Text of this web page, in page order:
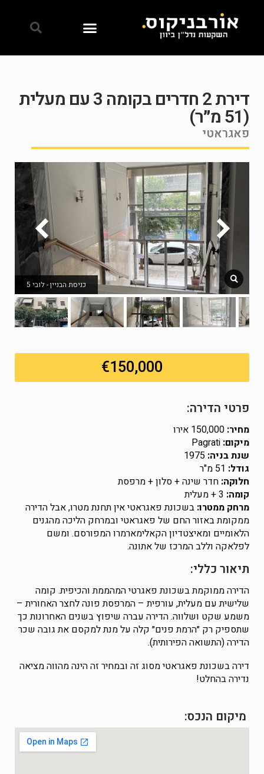
דירת 2 חדרים בקומה 3 עם מעלית
(51 מ״ר)
פאגראטי
כניסת הבניין - לובי 5
€150,000
פרטי הדירה:
מחיר:
מיקום:
שנת בניה: 1975
גודל:
חלוקה: חדר שינה + סלון + מרפסת
קומה:
מרחק ממטרו: בשכונת פאגראטי אין תחנת מטרו, אבל הדירה
ממקומת באזור החם של פאגראטי ובמרחק הליכה מהגנים
הלאומיים ומאיצטדיון הקאלימארמרו המפורסם. ומשם
לפלאקה וללב המרכז של אתונה.
תיאור כללי:
הדירה ממוקמת בשכונת פאגרטי המהממת והכיפית. קומה
שלישית עם מעלית, עורפית – המרפסת פונה לחצר האחורית –
משמע שקט ושלווה. הדירה עברה שיפוץ בשנים האחרונות כך
שתספיק רק ״הרמת פנים״ קלה על מנת למקסם את גובה שכר
הדירה (התשואה הפירותית).
דירה בשכונת פאגראטי מסוג זה ובמחיר זה הינה מהווה מציאה
נדירה בהחלט!
מיקום הנכס: